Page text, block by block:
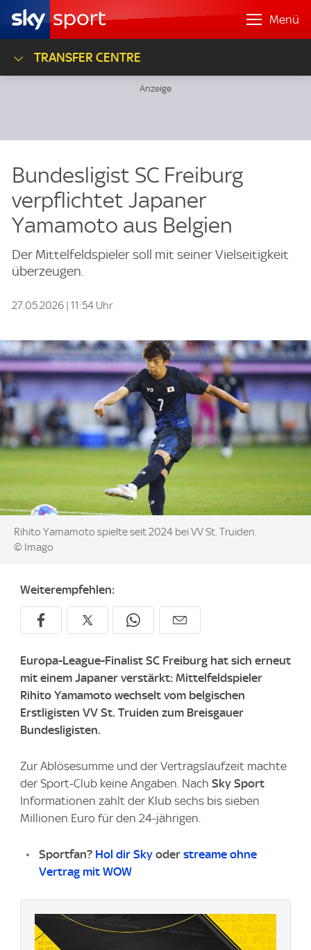
Menü
TRANSFER CENTRE
Bundesligist SC Freiburg
verpflichtet Japaner
Yamamoto aus Belgien
Der Mittelfeldspieler soll mit seiner Vielseitigkeit
überzeugen.
27.05.2026 | 11:54 Uhr
Image:
Rihito Yamamoto spielte seit 2024 bei VV St. Truiden.
© Imago
Weiterempfehlen:
Europa-League-Finalist SC Freiburg hat sich erneut
mit einem Japaner verstärkt: Mittelfeldspieler
Rihito Yamamoto wechselt vom belgischen
Erstligisten VV St. Truiden zum Breisgauer
Bundesligisten.
Zur Ablösesumme und der Vertragslaufzeit machte
der Sport-Club keine Angaben. Nach Sky Sport
Informationen zahlt der Klub sechs bis sieben
Millionen Euro für den 24-jährigen.
Sportfan? Hol dir Sky oder streame ohne
Vertrag mit WOW